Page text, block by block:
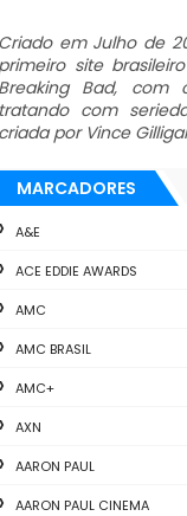
Criado em Julho de
primeiro site
Breaking Bad, com
tratando com
criada por Vince
MARCADORES
A&E
ACE EDDIE AWARDS
AMC
AMC BRASIL
AMC+
AXN
AARON PAUL
AARON PAUL CINEMA